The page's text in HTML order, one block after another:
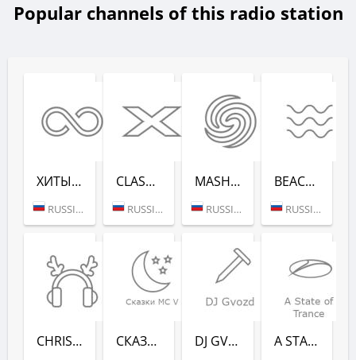
Popular channels of this radio station
ХИТЫ ВСЕХ ВРЕ­МЕН (RADIO RECORD)
RUSSIA (MOSCOW)
CLASSIX (RADIO RECORD)
RUSSIA (MOSCOW)
MASHUP (РАДИО РЕКОРД)
RUSSIA (MOSCOW)
BEACH PARTY (РАДИО РЕКОРД)
RUSSIA (SAINT PETERSBURG)
CHRISTMAS CHILL (РАДИО РЕКОРД) СКАЗ­КИ MC V (РАДИО РЕКОРД) DJ GVOZD - RADIO RECORD A STATE OF TRANCE - RADIO RECORD